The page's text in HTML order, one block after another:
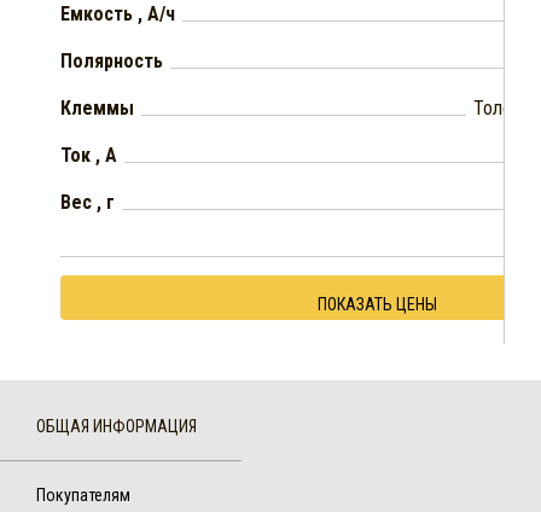
Емкость , А/ч
Полярность
Клеммы
Ток , А
Вес , г
ПОКАЗАТЬ ЦЕНЫ
ОБЩАЯ ИНФОРМАЦИЯ
Покупателям